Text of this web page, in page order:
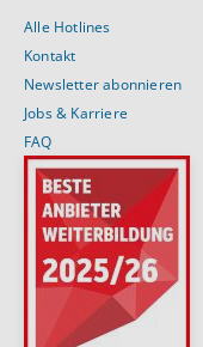
Alle Hotlines
Kontakt
Newsletter abonnieren
Jobs & Karriere
FAQ